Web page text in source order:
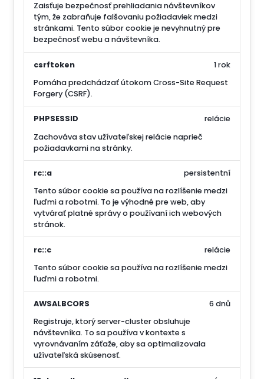
Zaisťuje bezpečnosť prehliadania návštevníkov
tým, že zabraňuje falšovaniu požiadaviek medzi
stránkami. Tento súbor cookie je nevyhnutný pre
bezpečnosť webu a návštevníka.
csrftoken
Pomáha predchádzať útokom Cross-Site Request
Forgery (CSRF).
1 rok
PHPSESSID
Zachováva stav užívateľskej relácie naprieč
požiadavkami na stránky.
relácie
rc::a
Tento súbor cookie sa používa na rozlíšenie medzi
ľuďmi a robotmi. To je výhodné pre web, aby
vytvárať platné správy o používaní ich webových
stránok.
persistentní
rc::c
Tento súbor cookie sa používa na rozlíšenie medzi
ľuďmi a robotmi.
relácie
AWSALBCORS
Registruje, ktorý server-cluster obsluhuje
návštevníka. To sa používa v kontexte s
vyrovnávaním záťaže, aby sa optimalizovala
užívateľská skúsenosť.
6 dnů